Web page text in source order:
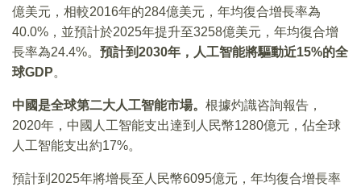
億美元，相較2016年的284億美元，年均復合增長率為
40.0%，並預計於2025年提升至3258億美元，年均復合增
長率為24.4%。 預計到2030年，人工智能將驅動近15%的全
球GDP。
中國是全球第二大人工智能市場。 根據灼識咨詢報告，
2020年，中國人工智能支出達到人民幣1280億元，佔全球
人工智能支出約17%。
預計到2025年將增長至人民幣6095億元，年均復合增長率